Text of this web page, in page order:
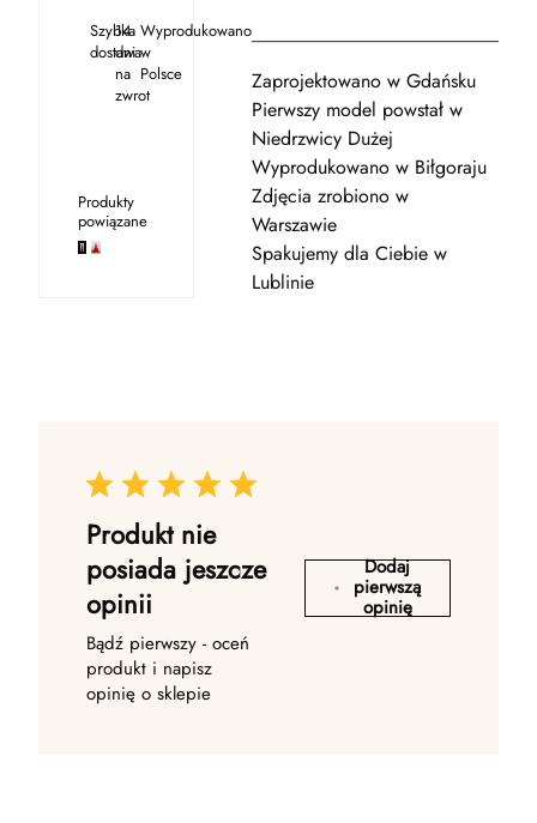
Szybka
dostawa
14
dni
na
zwrot
Wyprodukowano
w
Polsce
Produkty
powiązane
___________________________
Zaprojektowano w Gdańsku
Pierwszy model powstał w
Niedrzwicy Dużej
Wyprodukowano w Biłgoraju
Zdjęcia zrobiono w
Warszawie
Spakujemy dla Ciebie w
Lublinie
Produkt nie
posiada jeszcze
opinii
Bądź pierwszy - oceń
produkt i napisz
opinię o sklepie
Dodaj
pierwszą
opinię